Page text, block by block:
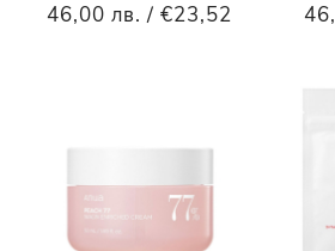
46,00 лв. / €23,52